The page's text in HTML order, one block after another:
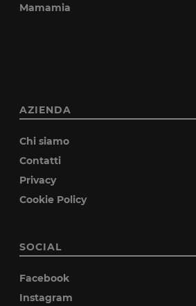
Mamamia
AZIENDA
Chi siamo
Contatti
Privacy
Cookie Policy
SOCIAL
Facebook
Instagram